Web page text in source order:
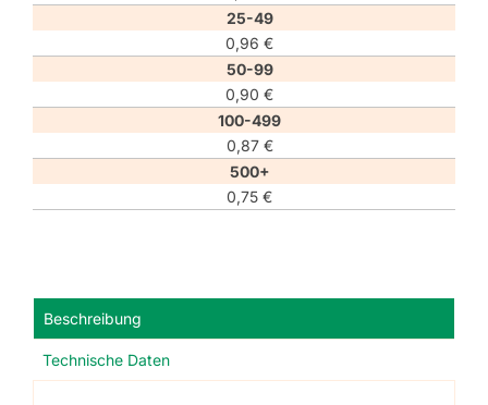
25-49
0,96 €
50-99
0,90 €
100-499
0,87 €
500+
0,75 €
Beschreibung
Technische Daten